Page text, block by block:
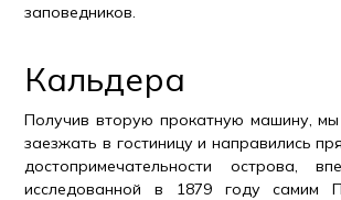
заповедников.
Кальдера
Получив вторую прокатную машину,
заезжать в гостиницу и направились
достопримечательности острова,
исследованной в 1879 году самим